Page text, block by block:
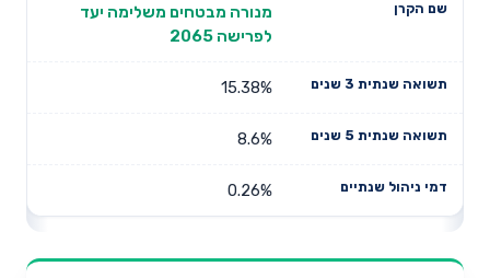
מנורה מבטחים משלימה יעד
לפרישה 2065
15.38%
8.6%
0.26%